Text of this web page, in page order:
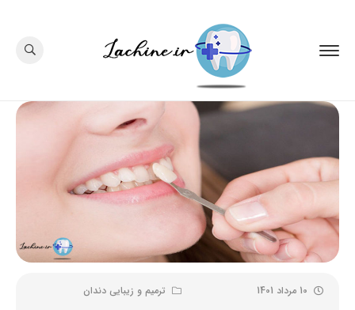
10 مرداد 1401
ترمیم و زیبایی دندان